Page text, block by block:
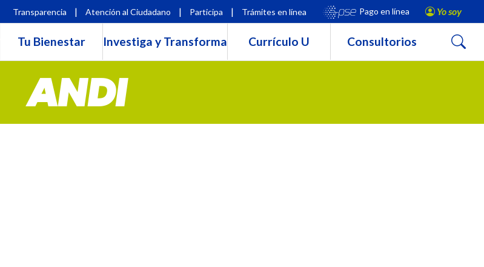
Transparencia | Atención al Ciudadano | Participa | Trámites en línea Pago en línea Yo soy
Tu Bienestar Investiga y Transforma Currículo U Consultorios Buscar
ANDI